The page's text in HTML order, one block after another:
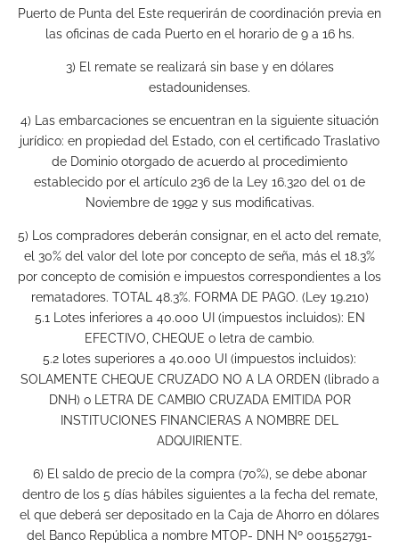
Puerto de Punta del Este requerirán de coordinación previa en
las oficinas de cada Puerto en el horario de 9 a 16 hs.
3) El remate se realizará sin base y en dólares
estadounidenses.
4) Las embarcaciones se encuentran en la siguiente situación
jurídico: en propiedad del Estado, con el certificado Traslativo
de Dominio otorgado de acuerdo al procedimiento
establecido por el artículo 236 de la Ley 16.320 del 01 de
Noviembre de 1992 y sus modificativas.
5) Los compradores deberán consignar, en el acto del remate,
el 30% del valor del lote por concepto de seña, más el 18.3%
por concepto de comisión e impuestos correspondientes a los
rematadores. TOTAL 48.3%. FORMA DE PAGO. (Ley 19.210)
5.1 Lotes inferiores a 40.000 UI (impuestos incluidos): EN
EFECTIVO, CHEQUE o letra de cambio.
5.2 lotes superiores a 40.000 UI (impuestos incluidos):
SOLAMENTE CHEQUE CRUZADO NO A LA ORDEN (librado a
DNH) o LETRA DE CAMBIO CRUZADA EMITIDA POR
INSTITUCIONES FINANCIERAS A NOMBRE DEL
ADQUIRIENTE.
6) El saldo de precio de la compra (70%), se debe abonar
dentro de los 5 días hábiles siguientes a la fecha del remate,
el que deberá ser depositado en la Caja de Ahorro en dólares
del Banco República a nombre MTOP- DNH Nº 001552791-